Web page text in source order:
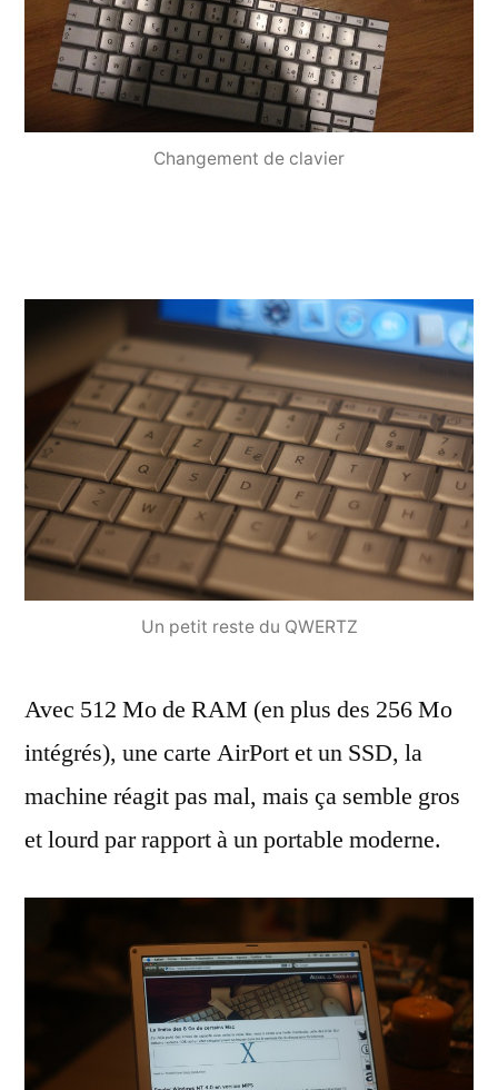
Changement de clavier
Un petit reste du QWERTZ
Avec 512 Mo de RAM (en plus des 256 Mo
intégrés), une carte AirPort et un SSD, la
machine réagit pas mal, mais ça semble gros
et lourd par rapport à un portable moderne.